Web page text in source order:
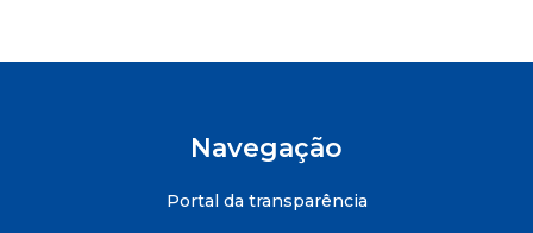
Navegação
Portal da transparência